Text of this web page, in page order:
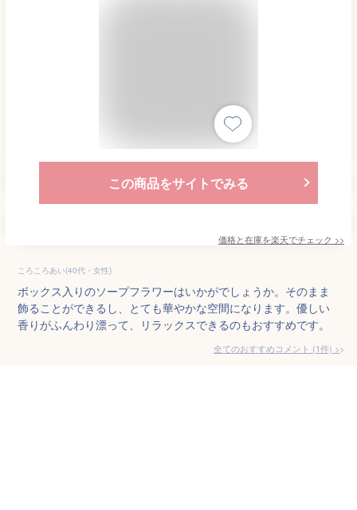
この商品をサイトでみる
価格と在庫を楽天でチェック >>
ころころあい(40代・女性)
ボックス入りのソープフラワーはいかがでしょうか。そのまま
飾ることができるし、とても華やかな空間になります。優しい
香りがふんわり漂って、リラックスできるのもおすすめです。
全てのおすすめコメント (1件) >